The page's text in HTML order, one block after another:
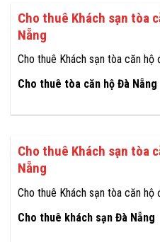
Cho thuê Khách sạn tòa
Nẵng
Cho thuê Khách sạn tòa căn hộ
Cho thuê tòa căn hộ Đà Nẵng
Cho thuê Khách sạn tòa
Nẵng
Cho thuê Khách sạn tòa căn hộ
Cho thuê khách sạn Đà Nẵng